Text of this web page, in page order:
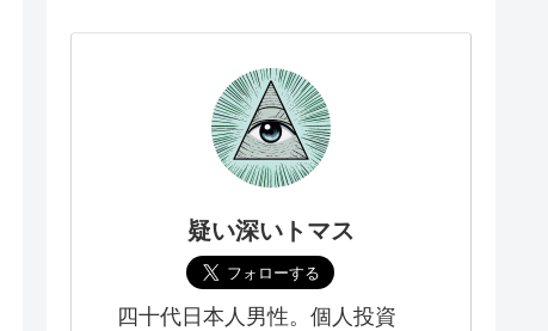
疑い深いトマス
四十代日本人男性。個人投資